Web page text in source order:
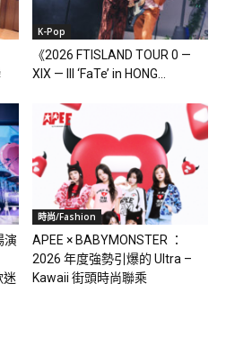
K-Pop
《2026 FTISLAND TOUR 0 —
XIX — III ‘FaTe’ in HONG...
演
迷
時尚/Fashion
APEE × BABYMONSTER ：
2026 年度強勢引爆的 Ultra –
Kawaii 街頭時尚聯乘